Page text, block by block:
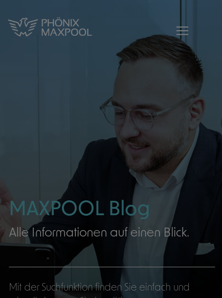
MAXPOOL - Zur Startseite
MAXPOOL Blog
Alle Informationen auf einen Blick.
Mit der Suchfunktion finden Sie einfach und